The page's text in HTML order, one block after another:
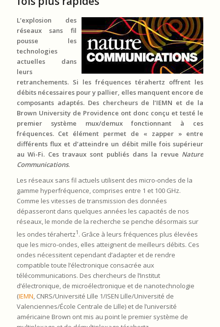
L’explosion des
réseaux sans fil
pousse les
technologies
actuelles dans
leurs
retranchements. Si les fréquences térahertz offrent les
débits nécessaires pour y pallier, elles manquent encore de
composants adaptés. Des chercheurs de l’IEMN et de la
Brown University de Providence ont donc conçu et testé le
premier système mux/demux fonctionnant à ces
fréquences. Cet élément permet de « zapper » entre
différents flux et d’atteindre un débit mille fois supérieur
au Wi-Fi. Ces travaux sont publiés dans la revue Nature
Communications.
Les réseaux sans fil actuels utilisent des micro-ondes de la
gamme hyperfréquence, comprises entre 1 et 100 GHz.
Comme les vitesses de transmission des données
dépasseront dans quelques années les capacités de nos
réseaux, le monde de la recherche se penche désormais sur
les ondes térahertz1 . Grâce à leurs fréquences plus élevées
que les micro-ondes, elles atteignent de meilleurs débits. Ces
ondes nécessitent cependant d’adapter et de rendre
compatible toute l’électronique consacrée aux
télécommunications. Des chercheurs de l’Institut
d’électronique, de microélectronique et de nanotechnologie
(IEMN, CNRS/Université Lille 1/ISEN Lille/Université de
Valenciennes/École Centrale de Lille) et de l’université
américaine Brown ont mis au point le premier système de